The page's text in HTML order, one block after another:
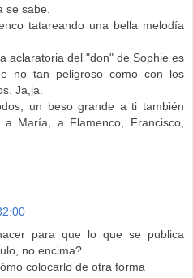
se sabe.
tatareando una bella melodía
aclaratoria del "don" de Sophie es
no tan peligroso como con los
Ja,ja.
un beso grande a ti también
María, a Flamenco, Francisco,
para que lo que se publica
no encima?
colocarlo de otra forma